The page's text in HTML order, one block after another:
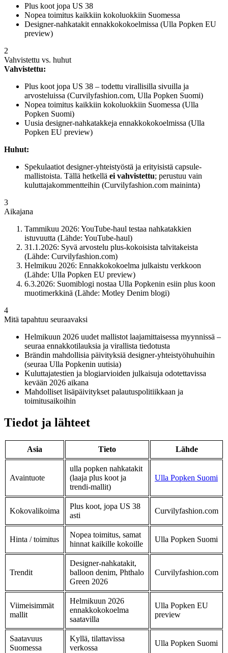
Plus koot jopa US 38
Nopea toimitus kaikkiin kokoluokkiin Suomessa
Designer-nahkatakit ennakkokokoelmissa (Ulla Popken EU
preview)
2
Vahvistettu vs. huhut
Vahvistettu:
Plus koot jopa US 38 – todettu virallisilla sivuilla ja
arvosteluissa (Curvilyfashion.com, Ulla Popken Suomi)
Nopea toimitus kaikkiin kokoluokkiin Suomessa (Ulla
Popken Suomi)
Uusia designer-nahkatakkeja ennakkokokoelmissa (Ulla
Popken EU preview)
Huhut:
Spekulaatiot designer-yhteistyöstä ja erityisistä capsule-
mallistoista. Tällä hetkellä ei vahvistettu; perustuu vain
kuluttajakommentteihin (Curvilyfashion.com maininta)
3
Aikajana
Tammikuu 2026: YouTube-haul testaa nahkatakkien
istuvuutta (Lähde: YouTube-haul)
31.1.2026: Syvä arvostelu plus-kokoisista talvitakeista
(Lähde: Curvilyfashion.com)
Helmikuu 2026: Ennakkokokoelma julkaistu verkkoon
(Lähde: Ulla Popken EU preview)
6.3.2026: Suomiblogi nostaa Ulla Popkenin esiin plus koon
muotimerkkinä (Lähde: Motley Denim blogi)
4
Mitä tapahtuu seuraavaksi
Helmikuun 2026 uudet mallistot laajamittaisessa myynnissä –
seuraa ennakkotilauksia ja virallista tiedotusta
Brändin mahdollisia päivityksiä designer-yhteistyöhuhuihin
(seuraa Ulla Popkenin uutisia)
Kuluttajatestien ja blogiarvioiden julkaisuja odotettavissa
kevään 2026 aikana
Mahdolliset lisäpäivitykset palautuspolitiikkaan ja
toimitusaikoihin
Tiedot ja lähteet
Asia Tieto Lähde
Avaintuote
ulla popken nahkatakit
(laaja plus koot ja
trendi-mallit)
Ulla Popken Suomi
Kokovalikoima
Plus koot, jopa US 38
asti
Curvilyfashion.com
Hinta / toimitus
Nopea toimitus, samat
hinnat kaikille kokoille
Ulla Popken Suomi
Trendit
Designer-nahkatakit,
balloon denim, Phthalo
Green 2026
Curvilyfashion.com
Viimeisimmät
mallit
Helmikuun 2026
ennakkokokoelma
saatavilla
Ulla Popken EU
preview
Saatavuus
Suomessa
Kyllä, tilattavissa
verkossa
Ulla Popken Suomi